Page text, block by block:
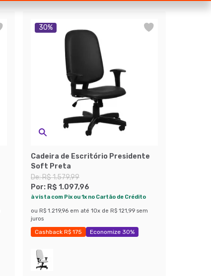
30%
Cadeira de Escritório Presidente
Soft Preta
De:R$ 1.579,99
Por: R$ 1.097,96
à vista com Pix ou 1x no Cartão de Crédito
ou R$ 1.219,96 em até 10x de R$ 121,99 sem
juros
Cashback R$ 175 Economize 30%